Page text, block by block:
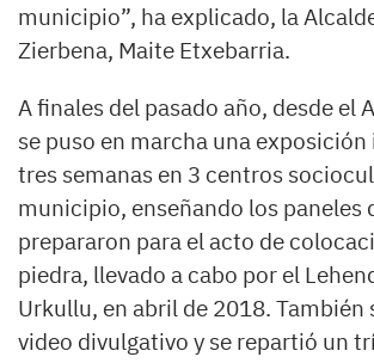
municipio”, ha explicado, la
Zierbena, Maite Etxebarria.
A finales del pasado año, desde el
se puso en marcha una
tres semanas en 3 centros
municipio, enseñando los paneles
prepararon para el acto de
piedra, llevado a cabo por el
Urkullu, en abril de 2018. También
video divulgativo y se repartió un